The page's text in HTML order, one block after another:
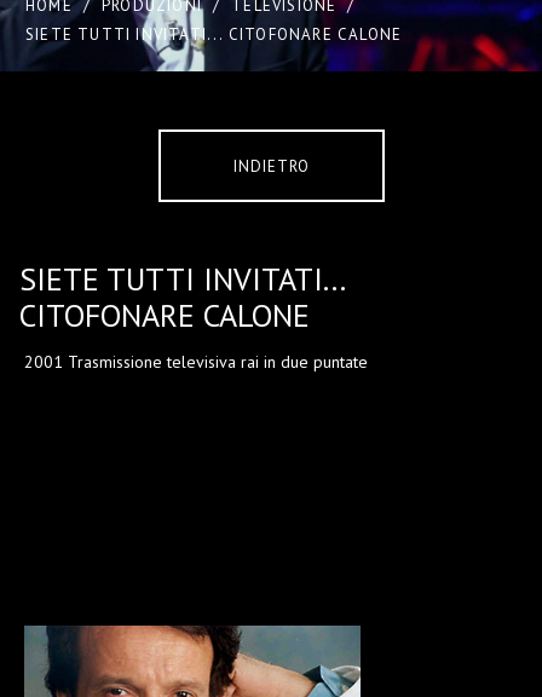
HOME / PRODUZIONI / TELEVISIONE /
SIETE TUTTI INVITATI... CITOFONARE CALONE
INDIETRO
SIETE TUTTI INVITATI...
CITOFONARE CALONE
2001 Trasmissione televisiva rai in due puntate